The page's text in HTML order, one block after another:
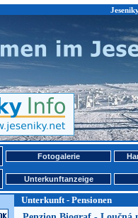
Fotogalerie
Unterkunftanzeige
Unterkunft - Pensionen